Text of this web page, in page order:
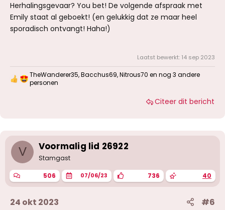
Herhalingsgevaar? You bet! De volgende afspraak met
Emily staat al geboekt! (en gelukkig dat ze maar heel
sporadisch ontvangt! Haha!)
Laatst bewerkt: 14 sep 2023
W
n
g
n
:
TheWanderer35,Bacchus69,Nitrous70 en nog 3 andere
personen
Citeer dit bericht
V Voormalig lid 26922
Stamgast
506 07/06/23 736 40
24 okt 2023 #6